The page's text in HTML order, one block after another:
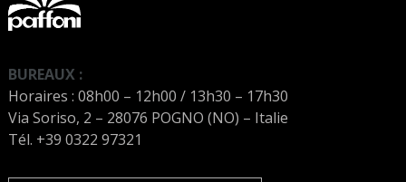
BUREAUX :
Horaires : 08h00 – 12h00 / 13h30 – 17h30
Via Soriso, 2 – 28076 POGNO (NO) – Italie
Tél. +39 0322 97321